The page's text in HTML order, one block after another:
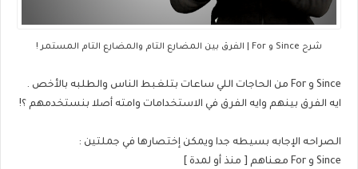
شرح Since و For | الفرق بين المضارع التام والمضارع التام المستمر !
Since و For من الحاجات اللي ساعات بتلغبط الناس والطلبه بالأخص .
ايه الفرق بينهم وايه الفرق في الاستخدامات وامته أصلا بنستخدمهم ؟!
الصراحه الإجابه بسيطه جدا ويمكن إختصارها في جملتين :
Since و For معناهم [ منذ أو لمدة ]